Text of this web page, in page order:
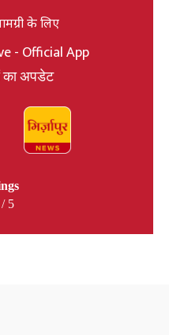
के लिए
- Official App
का अपडेट
5